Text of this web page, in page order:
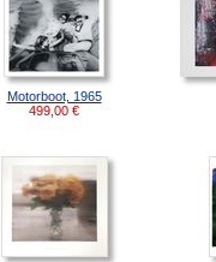
Motorboot, 1965
499,00 €